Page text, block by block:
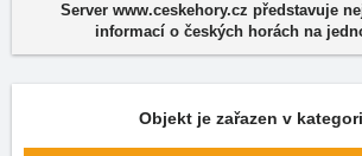
Server www.ceskehory.cz představuje
informací o českých horách na
Objekt je zařazen v